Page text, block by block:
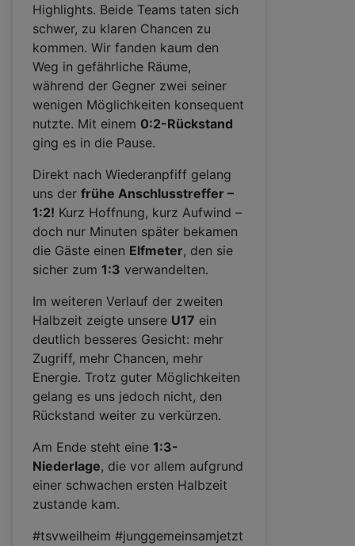
Highlights. Beide Teams taten sich
schwer, zu klaren Chancen zu
kommen. Wir fanden kaum den
Weg in gefährliche Räume,
während der Gegner zwei seiner
wenigen Möglichkeiten konsequent
nutzte. Mit einem 0:2-Rückstand
ging es in die Pause.
Direkt nach Wiederanpfiff gelang
uns der frühe Anschlusstreffer –
1:2! Kurz Hoffnung, kurz Aufwind –
doch nur Minuten später bekamen
die Gäste einen Elfmeter, den sie
sicher zum 1:3 verwandelten.
Im weiteren Verlauf der zweiten
Halbzeit zeigte unsere U17 ein
deutlich besseres Gesicht: mehr
Zugriff, mehr Chancen, mehr
Energie. Trotz guter Möglichkeiten
gelang es uns jedoch nicht, den
Rückstand weiter zu verkürzen.
Am Ende steht eine 1:3-
Niederlage, die vor allem aufgrund
einer schwachen ersten Halbzeit
zustande kam.
#tsvweilheim #junggemeinsamjetzt